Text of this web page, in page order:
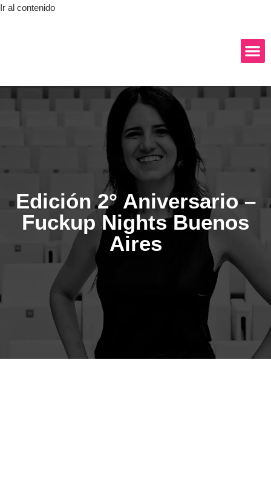
Ir al contenido
Edición 2° Aniversario –
Fuckup Nights Buenos
Aires